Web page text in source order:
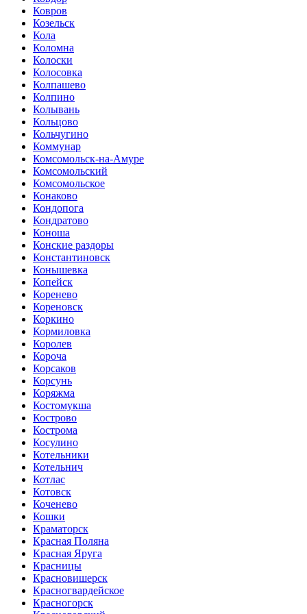
Ковров
Козельск
Кола
Коломна
Колоски
Колосовка
Колпашево
Колпино
Колывань
Кольцово
Кольчугино
Коммунар
Комсомольск-на-Амуре
Комсомольский
Комсомольское
Конаково
Кондопога
Кондратово
Коноша
Конские раздоры
Константиновск
Конышевка
Копейск
Коренево
Кореновск
Коркино
Кормиловка
Королев
Короча
Корсаков
Корсунь
Коряжма
Костомукша
Кострово
Кострома
Косулино
Котельники
Котельнич
Котлас
Котовск
Коченево
Кошки
Краматорск
Красная Поляна
Красная Яруга
Красницы
Красновишерск
Красногвардейское
Красногорск